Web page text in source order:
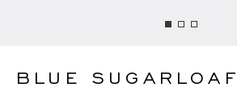
BLUE SUGARLOAF